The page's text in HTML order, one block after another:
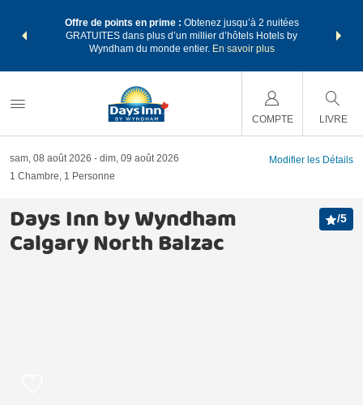
points
forfait.
Offre de points en prime : Obtenez jusqu’à 2 nuitées
GRATUITES dans plus d’un millier d’hôtels Hotels by
Wyndham du monde entier. En savoir plus
forfaits
COMPTE LIVRE
sam, 08 août 2026
dim, 09 août 2026
1 Chambre, 1 Personne
Modifier les Détails
Days Inn by Wyndham
Calgary North Balzac
/5